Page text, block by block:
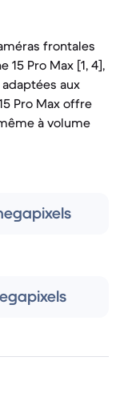
frontales
15 Pro Max [1, 4],
aux
Pro Max offre
à volume